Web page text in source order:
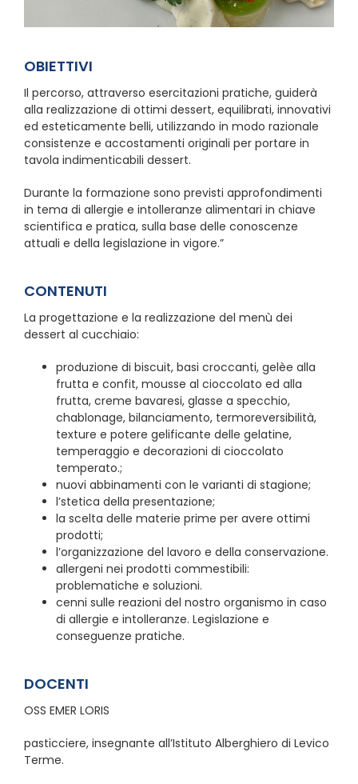
OBIETTIVI
Il percorso, attraverso esercitazioni pratiche, guiderà
alla realizzazione di ottimi dessert, equilibrati, innovativi
ed esteticamente belli, utilizzando in modo razionale
consistenze e accostamenti originali per portare in
tavola indimenticabili dessert.
Durante la formazione sono previsti approfondimenti
in tema di allergie e intolleranze alimentari in chiave
scientifica e pratica, sulla base delle conoscenze
attuali e della legislazione in vigore.”
CONTENUTI
La progettazione e la realizzazione del menù dei
dessert al cucchiaio:
produzione di biscuit, basi croccanti, gelèe alla
frutta e confit, mousse al cioccolato ed alla
frutta, creme bavaresi, glasse a specchio,
chablonage, bilanciamento, termoreversibilità,
texture e potere gelificante delle gelatine,
temperaggio e decorazioni di cioccolato
temperato.;
nuovi abbinamenti con le varianti di stagione;
l’stetica della presentazione;
la scelta delle materie prime per avere ottimi
prodotti;
l’organizzazione del lavoro e della conservazione.
allergeni nei prodotti commestibili:
problematiche e soluzioni.
cenni sulle reazioni del nostro organismo in caso
di allergie e intolleranze. Legislazione e
conseguenze pratiche.
DOCENTI
OSS EMER LORIS
pasticciere, insegnante all’Istituto Alberghiero di Levico
Terme.